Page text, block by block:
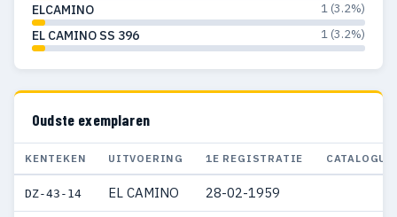
ELCAMINO 1 (3.2%)
EL CAMINO SS 396 1 (3.2%)
Oudste exemplaren
KENTEKEN UITVOERING 1E REGISTRATIE
DZ-43-14 EL CAMINO 28-02-1959